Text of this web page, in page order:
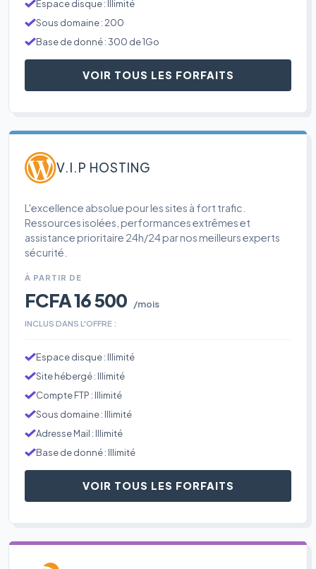
Espace disque : Illimité
Sous domaine : 200
Base de donné : 300 de 1Go
VOIR TOUS LES FORFAITS
V.I.P HOSTING
L'excellence absolue pour les sites à fort trafic.
Ressources isolées, performances extrêmes et
assistance prioritaire 24h/24 par nos meilleurs experts
sécurité.
À PARTIR DE
FCFA 16 500 /mois
INCLUS DANS L'OFFRE :
Espace disque : Illimité
Site hébergé : Illimité
Compte FTP : Illimité
Sous domaine : Illimité
Adresse Mail : Illimité
Base de donné : Illimité
VOIR TOUS LES FORFAITS